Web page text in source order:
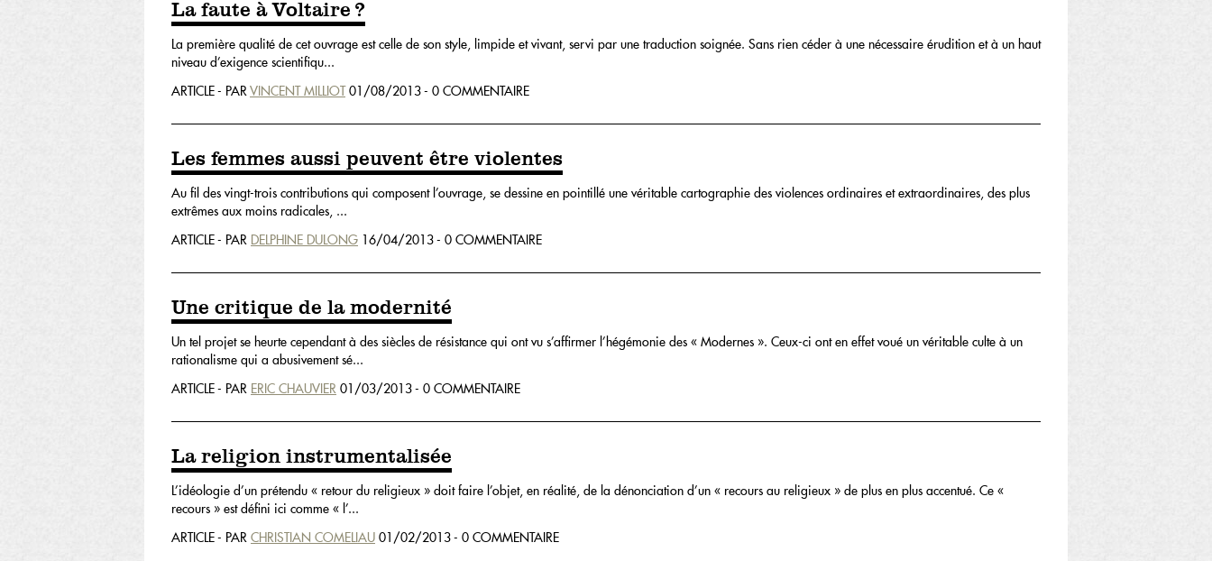
La faute à Voltaire ?
La première qualité de cet ouvrage est celle de son style, limpide et vivant, servi par une traduction soignée. Sans rien céder à une nécessaire érudition et à un haut
niveau d’exigence scientifiqu...
ARTICLE - PARVINCENT MILLIOT01/08/2013 - 0 COMMENTAIRE
Les femmes aussi peuvent être violentes
Au fil des vingt-trois contributions qui composent l’ouvrage, se dessine en pointillé une véritable cartographie des violences ordinaires et extraordinaires, des plus
extrêmes aux moins radicales, ...
ARTICLE - PAR DELPHINE DULONG 16/04/2013 - 0 COMMENTAIRE
Une critique de la modernité
Un tel projet se heurte cependant à des siècles de résistance qui ont vu s’affirmer l’hégémonie des « Modernes ». Ceux-ci ont en effet voué un véritable culte à un
rationalisme qui a abusivement sé...
ARTICLE - PAR ERIC CHAUVIER 01/03/2013 - 0 COMMENTAIRE
La religion instrumentalisée
L’idéologie d’un prétendu « retour du religieux » doit faire l’objet, en réalité, de la dénonciation d’un « recours au religieux » de plus en plus accentué. Ce «
recours » est défini ici comme « l’...
ARTICLE - PAR CHRISTIAN COMELIAU 01/02/2013 - 0 COMMENTAIRE